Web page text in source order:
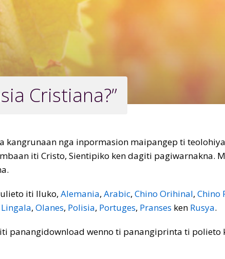
Cristiana?”
nga inpormasion maipangep ti
iti Cristo, Sientipiko ken dagiti pagiwarnakna.
iti Iluko, Alemania, Arabic, Chino Orihinal, Chino
Lingala, Olanes, Polisia, Portuges, Pranses ken Rusya.
panangidownload wenno ti panangiprinta ti